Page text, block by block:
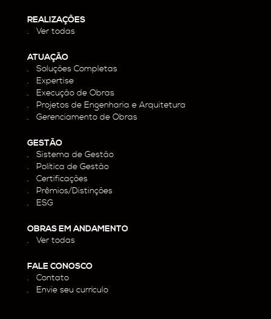
REALIZAÇÕES
Ver todas
ATUAÇÃO
Soluções Completas
Expertise
Execução de Obras
Projetos de Engenharia e Arquitetura
Gerenciamento de Obras
GESTÃO
Sistema de Gestão
Política de Gestão
Certificações
Prêmios/Distinções
ESG
OBRAS EM ANDAMENTO
Ver todas
FALE CONOSCO
Contato
Envie seu currículo